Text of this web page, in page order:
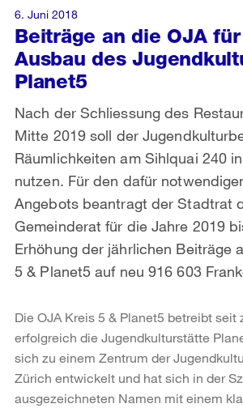
Beiträge an die OJA
Ausbau des
Planet5
Nach der Schliessung des
Mitte 2019 soll der
Räumlichkeiten am Sihlquai 240
nutzen. Für den dafür
Angebots beantragt der Stadtrat
Gemeinderat für die Jahre 2019
Erhöhung der jährlichen Beiträge
5 & Planet5 auf neu 916 603
6. Juni 2018
Die OJA Kreis 5 & Planet5 betreibt seit
erfolgreich die Jugendkulturstätte
sich zu einem Zentrum der
Zürich entwickelt und hat sich in der
ausgezeichneten Namen mit einem